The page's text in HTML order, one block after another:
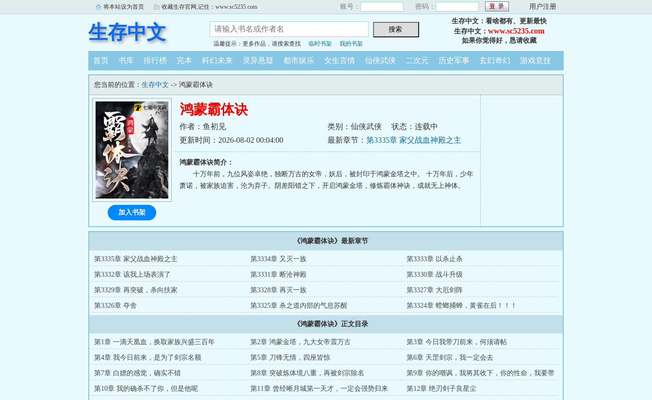
将本站设为首页 收藏生存官网,记住：www.sc5235.com 账号： 密码： 用户注册
生存中文
温馨提示：更多作品，请搜索查找 临时书架 我的书架
生存中文：看啥都有、更新最快
生存中文： www.sc5235.com
如果你觉得好，恳请收藏
首页 书库 排行榜 完本 科幻未来 灵异悬疑 都市娱乐 女生言情 仙侠武侠 二次元 历史军事 玄幻奇幻 游戏竞技
您当前的位置： 生存中文 -> 鸿蒙霸体诀
鸿蒙霸体诀
作者：鱼初见 类别：仙侠武侠
状态：连载中
更新时间：2026-08-02 00:04:00
最新章节： 第3335章 家父战血神殿之主
鸿蒙霸体诀简介：
十万年前，九位风姿卓绝，独断万古的女帝，妖后，被封印于鸿蒙金塔之中。 十万年后，少年
萧诺，被家族迫害，沦为弃子。阴差阳错之下，开启鸿蒙金塔，修炼霸体神诀，成就无上神体。
加入书架
《鸿蒙霸体诀》最新章节
第3335章 家父战血神殿之主 第3334章 又灭一族 第3333章 以杀止杀
第3332章 该我上场表演了 第3331章 断沧神殿 第3330章 战斗升级
第3329章 再突破，杀向扶家 第3328章 再灭一族 第3327章 大厄剑阵
第3326章 夺舍 第3325章 杀之道内部的气息苏醒 第3324章 螳螂捕蝉，黄雀在后！！！
《鸿蒙霸体诀》正文目录
第1章 一滴天凰血，换取家族兴盛三百年 第2章 鸿蒙金塔，九大女帝震万古 第3章 今日我带刀前来，何须请帖
第4章 我今日前来，是为了剑宗名额 第5章 刀锋无情，四座皆惊 第6章 天罡剑宗，我一定会去
第7章 白嫖的感觉，确实不错 第8章 突破炼体境八重，再被剑宗除名
第9章 你的嘲讽，我将其收下，你的性命，我要带
走
第10章 我的确杀不了你，但是他呢 第11章 曾经晰月城第一天才，一定会强势归来 第12章 绝刃剑子良星尘